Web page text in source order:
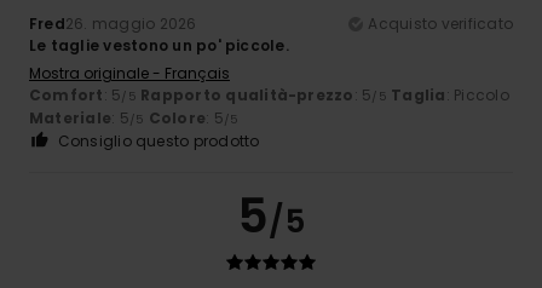
Fred26. maggio 2026
Acquisto verificato
Le taglie vestono un po' piccole.
Mostra originale - Français
Comfort: 5 /5 Rapporto qualità-prezzo: 5 /5 Taglia: Piccolo
Materiale: 5 /5 Colore: 5 /5
Consiglio questo prodotto
5/5